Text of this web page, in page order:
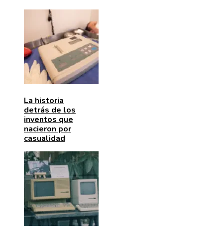
La historia
detrás de los
inventos que
nacieron por
casualidad